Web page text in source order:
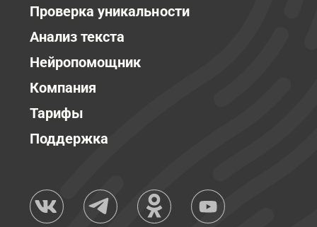
Проверка уникальности
Анализ текста
Нейропомощник
Компания
Тарифы
Поддержка